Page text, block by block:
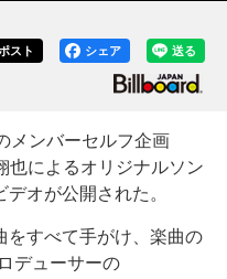
送る
シェア
ポスト
メンバーセルフ企画
也によるオリジナルソン
オが公開された。
すべて手がけ、楽曲の
デューサーの